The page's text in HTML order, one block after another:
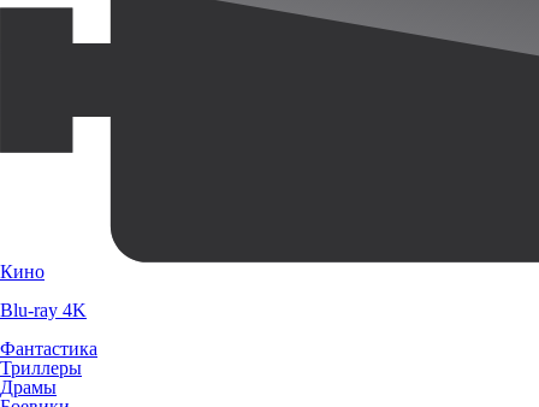
Кино
Blu-ray 4K
Фантастика
Триллеры
Драмы